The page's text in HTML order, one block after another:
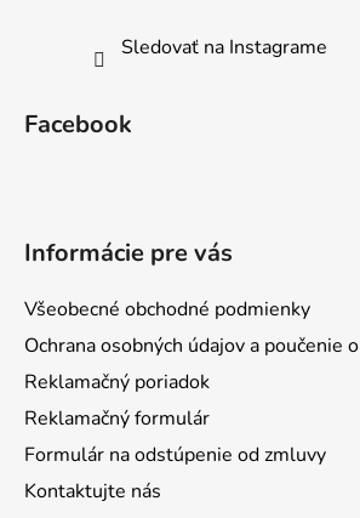
Sledovať na Instagrame
Facebook
Informácie pre vás
Všeobecné obchodné podmienky
Ochrana osobných údajov a poučenie
Reklamačný poriadok
Reklamačný formulár
Formulár na odstúpenie od zmluvy
Kontaktujte nás